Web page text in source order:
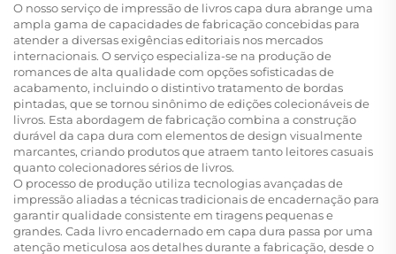
O nosso serviço de impressão de livros capa dura abrange uma
ampla gama de capacidades de fabricação concebidas para
atender a diversas exigências editoriais nos mercados
internacionais. O serviço especializa-se na produção de
romances de alta qualidade com opções sofisticadas de
acabamento, incluindo o distintivo tratamento de bordas
pintadas, que se tornou sinônimo de edições colecionáveis de
livros. Esta abordagem de fabricação combina a construção
durável da capa dura com elementos de design visualmente
marcantes, criando produtos que atraem tanto leitores casuais
quanto colecionadores sérios de livros.
O processo de produção utiliza tecnologias avançadas de
impressão aliadas a técnicas tradicionais de encadernação para
garantir qualidade consistente em tiragens pequenas e
grandes. Cada livro encadernado em capa dura passa por uma
atenção meticulosa aos detalhes durante a fabricação, desde o